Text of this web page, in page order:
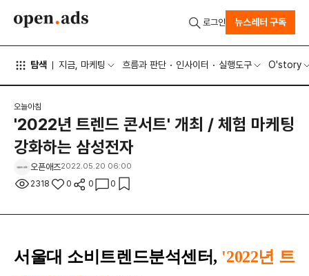
탐색 지금, 마케팅 흐름과 판단 인사이터 실행도구 O'story
로그인 뉴스레터 구독
오늘아침
'2022년 트렌드 콘서트' 개최 / 체험 마케팅
강화하는 삼성전자
오픈애즈2022.05.20 06:00
2318 0 0 0
서울대 소비트렌드분석센터, '2022년 트